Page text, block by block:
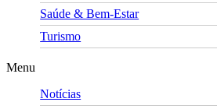
Saúde & Bem-Estar
Turismo
Menu
Notícias